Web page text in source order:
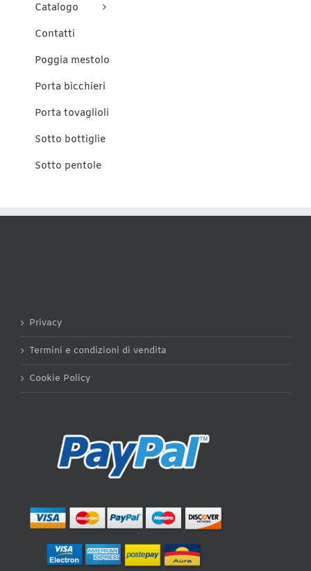
Catalogo
Contatti
Poggia mestolo
Porta bicchieri
Porta tovaglioli
Sotto bottiglie
Sotto pentole
Privacy
Termini e condizioni di vendita
Cookie Policy